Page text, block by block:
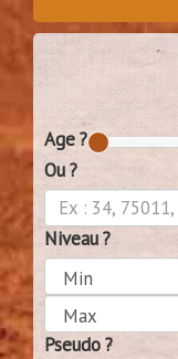
Age ?
Ou ?
Niveau ?
Pseudo ?